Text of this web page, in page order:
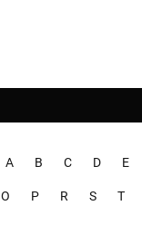
A B C D E
O P R S T